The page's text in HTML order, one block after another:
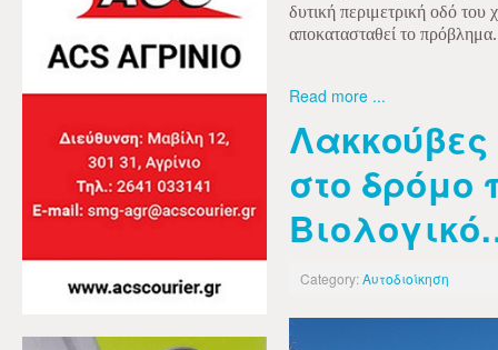
δυτική περιμετρική οδό του
αποκατασταθεί το πρόβλημα.
Read more ...
Λακκούβες
στο δρόμο
Category:Αυτοδιοίκηση